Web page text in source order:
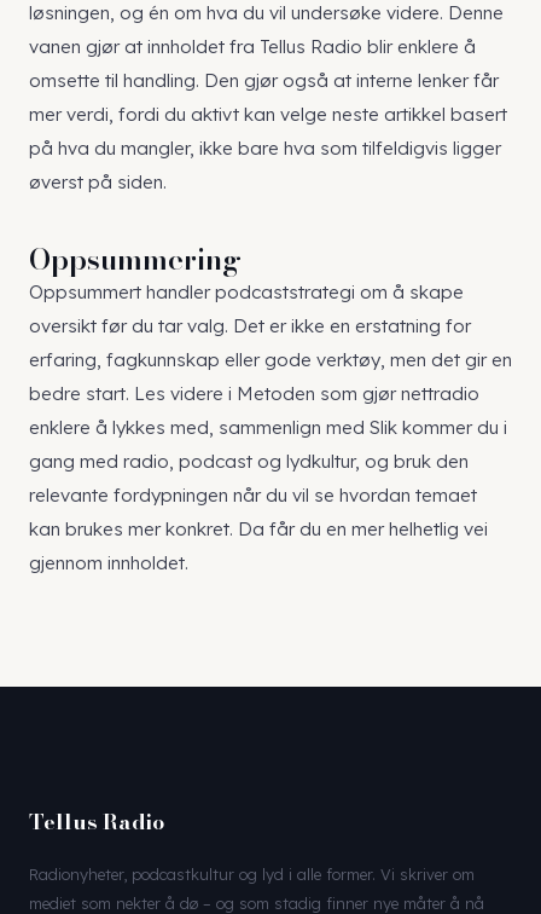
løsningen, og én om hva du vil undersøke videre. Denne
vanen gjør at innholdet fra Tellus Radio blir enklere å
omsette til handling. Den gjør også at interne lenker får
mer verdi, fordi du aktivt kan velge neste artikkel basert
på hva du mangler, ikke bare hva som tilfeldigvis ligger
øverst på siden.
Oppsummering
Oppsummert handler podcaststrategi om å skape
oversikt før du tar valg. Det er ikke en erstatning for
erfaring, fagkunnskap eller gode verktøy, men det gir en
bedre start. Les videre i Metoden som gjør nettradio
enklere å lykkes med, sammenlign med Slik kommer du i
gang med radio, podcast og lydkultur, og bruk den
relevante fordypningen når du vil se hvordan temaet
kan brukes mer konkret. Da får du en mer helhetlig vei
gjennom innholdet.
Tellus Radio
Radionyheter, podcastkultur og lyd i alle former. Vi skriver om
mediet som nekter å dø – og som stadig finner nye måter å nå